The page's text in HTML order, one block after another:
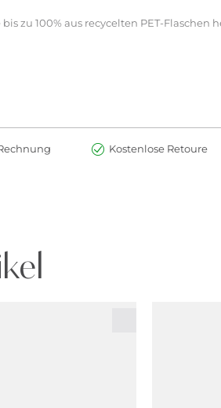
zu 100% aus recycelten PET-Flaschen
nicht bügeln, nicht trockenreinigen
wegen verschluckbarer Kleinteile.
Kostenlose Retoure